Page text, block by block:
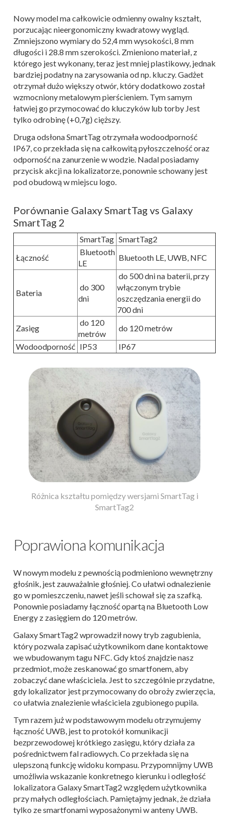
Nowy model ma całkowicie odmienny owalny kształt,
porzucając nieergonomiczny kwadratowy wygląd.
Zmniejszono wymiary do 52,4 mm wysokości, 8 mm
długości i 28.8 mm szerokości. Zmieniono materiał, z
którego jest wykonany, teraz jest mniej plastikowy, jednak
bardziej podatny na zarysowania od np. kluczy. Gadżet
otrzymał dużo większy otwór, który dodatkowo został
wzmocniony metalowym pierścieniem. Tym samym
łatwiej go przymocować do kluczyków lub torby Jest
tylko odrobinę (+0,7g) cięższy.
Druga odsłona SmartTag otrzymała wodoodporność
IP67, co przekłada się na całkowitą pyłoszczelność oraz
odporność na zanurzenie w wodzie. Nadal posiadamy
przycisk akcji na lokalizatorze, ponownie schowany jest
pod obudową w miejscu logo.
Porównanie Galaxy SmartTag vs Galaxy
SmartTag 2
SmartTag SmartTag2
Łączność
Bluetooth
LE
Bluetooth LE, UWB, NFC
Bateria
do 300
dni
do 500 dni na baterii, przy
włączonym trybie
oszczędzania energii do
700 dni
Zasięg
do 120
metrów
do 120 metrów
Wodoodporność IP53 IP67
Różnica kształtu pomiędzy wersjami SmartTag i
SmartTag2
Poprawiona komunikacja
W nowym modelu z pewnością podmieniono wewnętrzny
głośnik, jest zauważalnie głośniej. Co ułatwi odnalezienie
go w pomieszczeniu, nawet jeśli schował się za szafką.
Ponownie posiadamy łączność opartą na Bluetooth Low
Energy z zasięgiem do 120 metrów.
Galaxy SmartTag2 wprowadził nowy tryb zagubienia,
który pozwala zapisać użytkownikom dane kontaktowe
we wbudowanym tagu NFC. Gdy ktoś znajdzie nasz
przedmiot, może zeskanować go smartfonem, aby
zobaczyć dane właściciela. Jest to szczególnie przydatne,
gdy lokalizator jest przymocowany do obroży zwierzęcia,
co ułatwia znalezienie właściciela zgubionego pupila.
Tym razem już w podstawowym modelu otrzymujemy
łączność UWB, jest to protokół komunikacji
bezprzewodowej krótkiego zasięgu, który działa za
pośrednictwem fal radiowych. Co przekłada się na
ulepszoną funkcję widoku kompasu. Przypomnijmy UWB
umożliwia wskazanie konkretnego kierunku i odległość
lokalizatora Galaxy SmartTag2 względem użytkownika
przy małych odległościach. Pamiętajmy jednak, że działa
tylko ze smartfonami wyposażonymi w anteny UWB.